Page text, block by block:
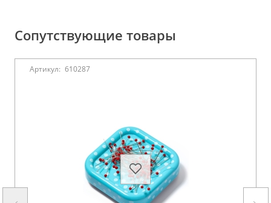
Сопутствующие товары
Артикул: 610287